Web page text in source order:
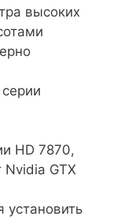
высоких
HD 7870,
GTX
установить